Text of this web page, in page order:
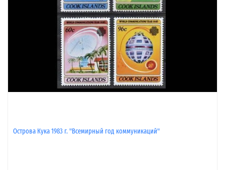
Острова Кука 1983 г. "Всемирный год коммуникаций"